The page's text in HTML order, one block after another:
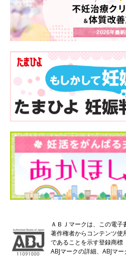
ＡＢＪマークは、この電子
著作権者からコンテンツ使
であることを示す登録商標
ABJマークの詳細、ABJマ